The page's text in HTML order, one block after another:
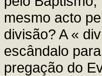
mesmo acto
divisão? A «
escândalo
pregação do